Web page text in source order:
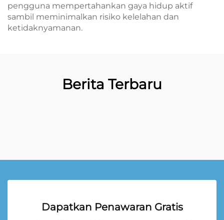
pengguna mempertahankan gaya hidup aktif
sambil meminimalkan risiko kelelahan dan
ketidaknyamanan.
Berita Terbaru
Dapatkan Penawaran Gratis